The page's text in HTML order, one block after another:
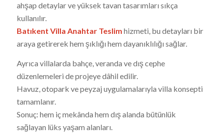
ahşap detaylar ve yüksek tavan tasarımları sıkça
kullanılır.
Batıkent Villa Anahtar Teslim hizmeti, bu detayları bir
araya getirerek hem şıklığı hem dayanıklılığı sağlar.
Ayrıca villalarda bahçe, veranda ve dış cephe
düzenlemeleri de projeye dâhil edilir.
Havuz, otopark ve peyzaj uygulamalarıyla villa konsepti
tamamlanır.
Sonuç: hem iç mekânda hem dış alanda bütünlük
sağlayan lüks yaşam alanları.